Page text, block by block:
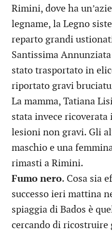
Rimini, dove ha
legname, la Legno
reparto grandi
Santissima
stato trasportato in
riportato gravi
La mamma, Tatiana
stata invece
lesioni non gravi. Gli
maschio e una
rimasti a Rimini.
Fumo nero. Cosa sia
successo ieri mattina
spiaggia di Bados è
cercando di